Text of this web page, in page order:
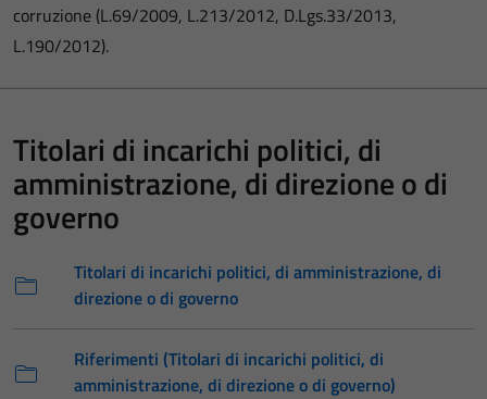
corruzione (L.69/2009, L.213/2012, D.Lgs.33/2013,
L.190/2012).
Titolari di incarichi politici, di
amministrazione, di direzione o di
governo
Titolari di incarichi politici, di amministrazione, di
direzione o di governo
Riferimenti (Titolari di incarichi politici, di
amministrazione, di direzione o di governo)